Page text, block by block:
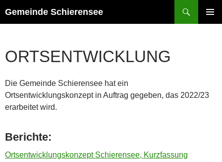
Inhalt
Gemeinde Schierensee
ORTSENTWICKLUNG
Die Gemeinde Schierensee hat ein
Ortsentwicklungskonzept in Auftrag gegeben, das 2022/23
erarbeitet wird.
Berichte:
Ortsentwicklungskonzept Schierensee, Kurzfassung